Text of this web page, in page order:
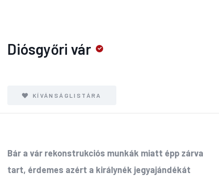
Diósgyőri vár
KÍVÁNSÁGLISTÁRA
Bár a vár rekonstrukciós munkák miatt épp zárva
tart, érdemes azért a királynék jegyajándékát